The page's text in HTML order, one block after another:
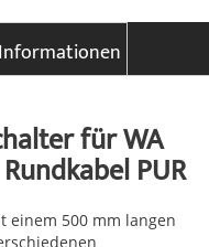
für WA
PUR
einem 500 mm langen